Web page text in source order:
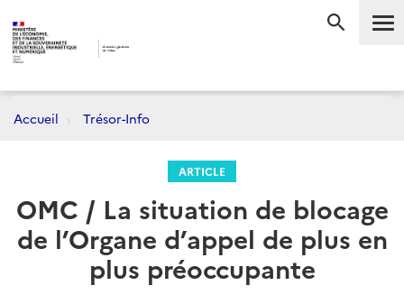
Accueil Trésor-Info
ARTICLE
OMC / La situation de blocage
de l’Organe d’appel de plus en
plus préoccupante